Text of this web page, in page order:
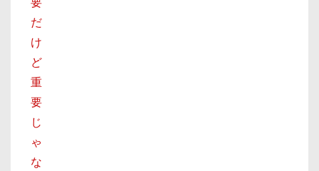
だ
け
ど
重
要
じ
ゃ
な